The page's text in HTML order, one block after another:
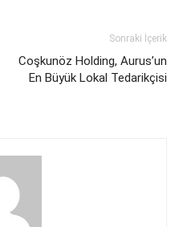
Sonraki İçerik
Coşkunöz Holding, Aurus’un
En Büyük Lokal Tedarikçisi